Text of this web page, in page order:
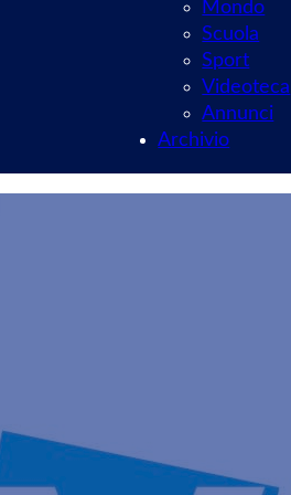
Mondo
Scuola
Sport
Videoteca
Annunci
Archivio